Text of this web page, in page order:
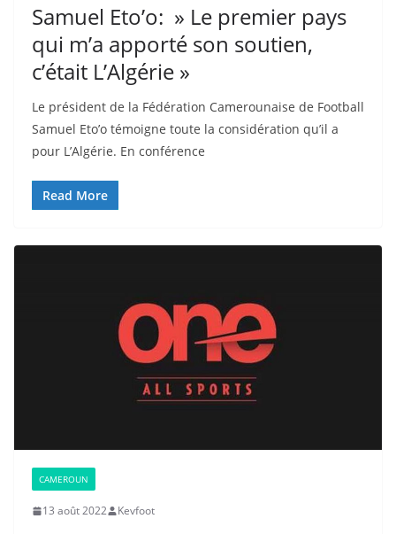
Samuel Eto’o: » Le premier pays
qui m’a apporté son soutien,
c’était L’Algérie »
Le président de la Fédération Camerounaise de Football
Samuel Eto’o témoigne toute la considération qu’il a
pour L’Algérie. En conférence
Read More
CAMEROUN
13 août 2022 Kevfoot